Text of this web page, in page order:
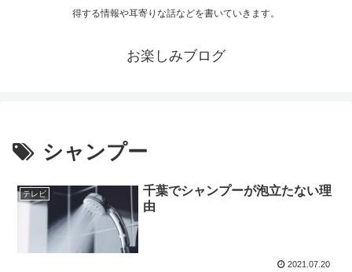
得する情報や耳寄りな話などを書いていきます。
お楽しみブログ
シャンプー
テレビ
千葉でシャンプーが泡立たない理
由
2021.07.20